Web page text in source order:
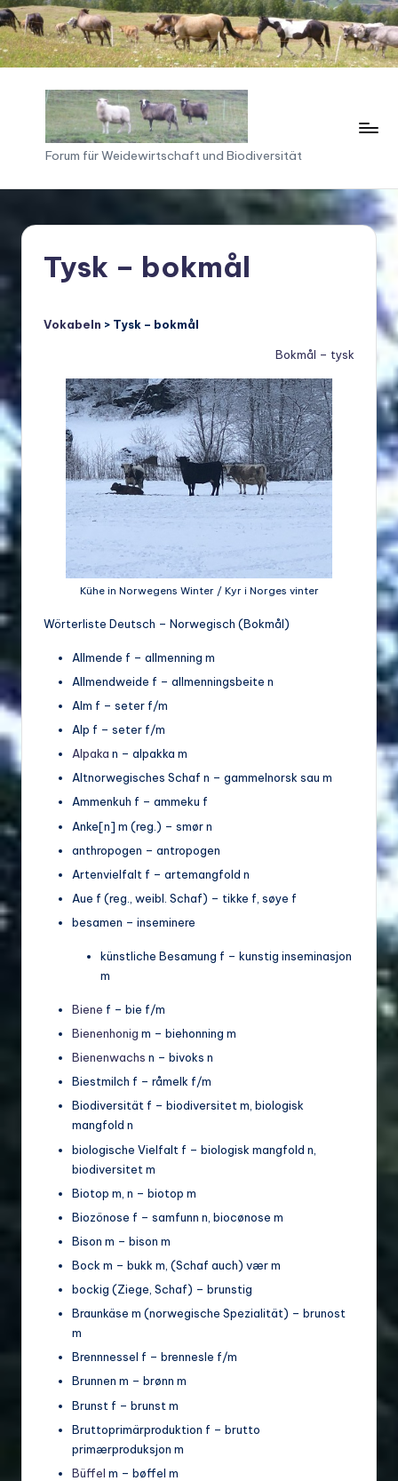
Skip
to
F
o
f
r
a
ft
Bi
o
di
rs
Forum für Weidewirtschaft und Biodiversität
Tysk – bokmål
Vokabeln > Tysk – bokmål
Bokmål – tysk
Kühe in Norwegens Winter / Kyr i Norges vinter
Wörterliste Deutsch – Norwegisch (Bokmål)
Allmende f – allmenning m
Allmendweide f – allmenningsbeite n
Alm f – seter f/m
Alp f – seter f/m
Alpaka n – alpakka m
Altnorwegisches Schaf n – gammelnorsk sau m
Ammenkuh f – ammeku f
Anke[n] m (reg.) – smør n
anthropogen – antropogen
Artenvielfalt f – artemangfold n
Aue f (reg., weibl. Schaf) – tikke f, søye f
besamen – inseminere
künstliche Besamung f – kunstig inseminasjon
m
Biene f – bie f/m
Bienenhonig m – biehonning m
Bienenwachs n – bivoks n
Biestmilch f – råmelk f/m
Biodiversität f – biodiversitet m, biologisk
mangfold n
biologische Vielfalt f – biologisk mangfold n,
biodiversitet m
Biotop m, n – biotop m
Biozönose f – samfunn n, biocønose m
Bison m – bison m
Bock m – bukk m, (Schaf auch) vær m
bockig (Ziege, Schaf) – brunstig
Braunkäse m (norwegische Spezialität) – brunost
m
Brennnessel f – brennesle f/m
Brunnen m – brønn m
Brunst f – brunst m
Bruttoprimärproduktion f – brutto
primærproduksjon m
Büffel m – bøffel m